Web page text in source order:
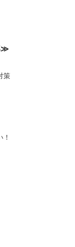
≫
策